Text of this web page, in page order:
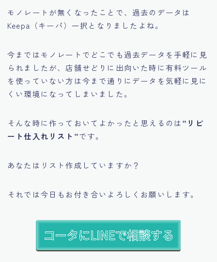
モノレートが無くなったことで、過去のデータは
Keepa（キーパ）一択となりましたよね。
今まではモノレートでどこでも過去データを手軽に見
られましたが、店舗せどりに出向いた時に有料ツール
を使っていない方は今まで通りにデータを気軽に見に
くい環境になってしまいました。
そんな時に作っておいてよかったと思えるのは”リピ
ート仕入れリスト”です。
あなたはリスト作成していますか？
それでは今日もお付き合いよろしくお願いします。